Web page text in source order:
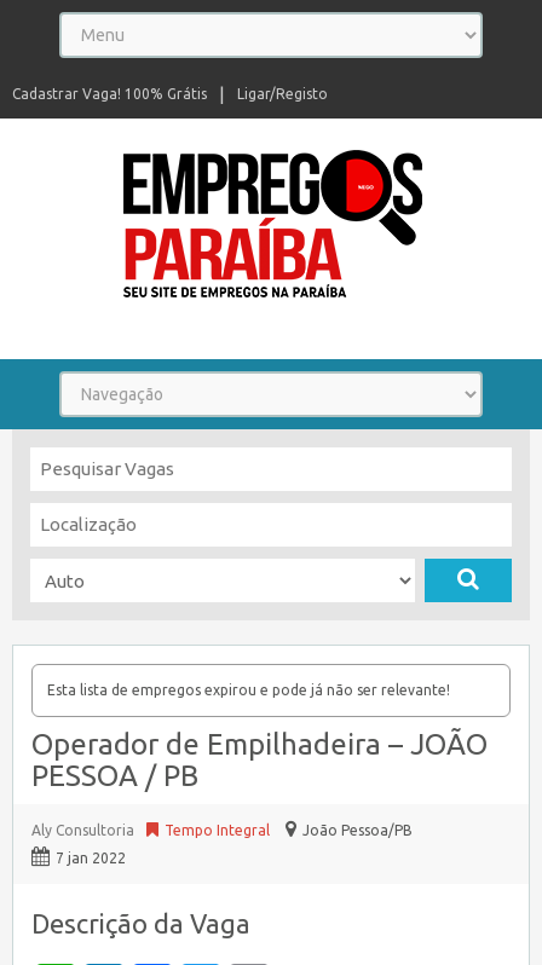
Ligar/Registo
Cadastrar Vaga! 100% Grátis
Esta lista de empregos expirou e pode já não ser relevante!
Operador de Empilhadeira – JOÃO
PESSOA / PB
Aly Consultoria Tempo Integral
João Pessoa/PB
7 jan 2022
Descrição da Vaga